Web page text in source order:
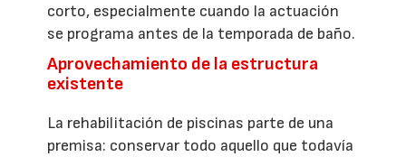
corto, especialmente cuando la actuación
se programa antes de la temporada de baño.
Aprovechamiento de la estructura
existente
La rehabilitación de piscinas parte de una
premisa: conservar todo aquello que todavía